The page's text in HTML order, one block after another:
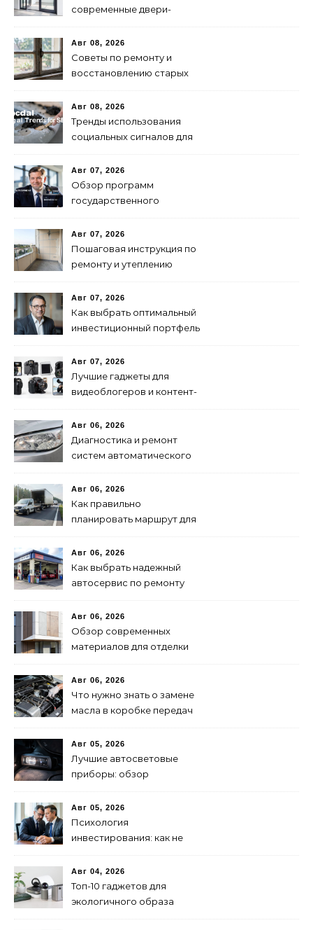
современные двери-
рекомендации
Авг 08, 2026
Советы по ремонту и
восстановлению старых
Авг 08, 2026
Тренды использования
социальных сигналов для
Авг 07, 2026
Обзор программ
государственного
поддержки бизнеса в
России
Авг 07, 2026
Пошаговая инструкция по
ремонту и утеплению
Авг 07, 2026
Как выбрать оптимальный
инвестиционный портфель
Авг 07, 2026
Лучшие гаджеты для
видеоблогеров и контент-
Авг 06, 2026
Диагностика и ремонт
систем автоматического
советы и рекомендации
Авг 06, 2026
Как правильно
планировать маршрут для
и методы
Авг 06, 2026
Как выбрать надежный
автосервис по ремонту
рекомендации
Авг 06, 2026
Обзор современных
материалов для отделки
решения
Авг 06, 2026
Что нужно знать о замене
масла в коробке передач
Авг 05, 2026
Лучшие автосветовые
приборы: обзор
безопасной езды
Авг 05, 2026
Психология
инвестирования: как не
рынка
Авг 04, 2026
Топ-10 гаджетов для
экологичного образа